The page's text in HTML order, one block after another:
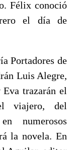
Félix conoció
el día de
Portadores de
Luis Alegre,
trazarán el
viajero, del
numerosos
la novela. En